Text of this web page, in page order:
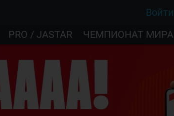
Войти
PRO / JASTAR ЧЕМПИОНАТ МИРА